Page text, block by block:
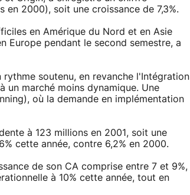
2000), soit une croissance de 7,3%.
en Amérique du Nord et en Asie
Europe pendant le second semestre, a
soutenu, en revanche l'Intégration
un marché moins dynamique. Une
où la demande en implémentation
à 123 millions en 2001, soit une
cette année, contre 6,2% en 2000.
de son CA comprise entre 7 et 9%,
à 10% cette année, tout en